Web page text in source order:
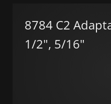
8784 C2
1/2", 5/16"